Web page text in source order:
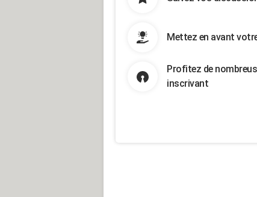
Mettez en avant
Profitez de
inscrivant